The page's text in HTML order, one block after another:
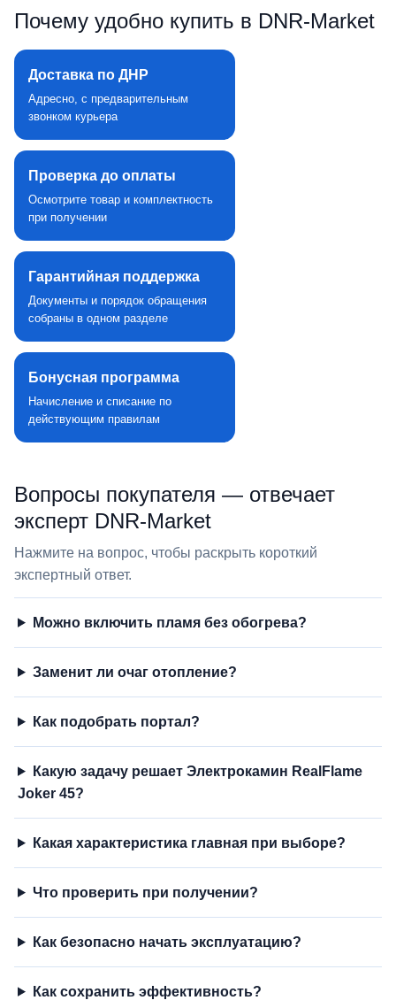
Почему удобно купить в DNR‑Market
Доставка по ДНР
Адресно, с предварительным
звонком курьера
Проверка до оплаты
Осмотрите товар и комплектность
при получении
Гарантийная поддержка
Документы и порядок обращения
собраны в одном разделе
Бонусная программа
Начисление и списание по
действующим правилам
Вопросы покупателя — отвечает
эксперт DNR‑Market
Нажмите на вопрос, чтобы раскрыть короткий
экспертный ответ.
Можно включить пламя без обогрева?
Заменит ли очаг отопление?
Как подобрать портал?
Какую задачу решает Электрокамин RealFlame
Joker 45?
Какая характеристика главная при выборе?
Что проверить при получении?
Как безопасно начать эксплуатацию?
Как сохранить эффективность?